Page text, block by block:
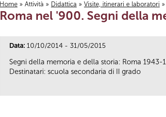
Tu sei qui
Home » Attività » Didattica » Visite, itinerari e laboratori
Roma nel '900. Segni della
Data: 10/10/2014 - 31/05/2015
Segni della memoria e della storia: Roma 1943-
Destinatari: scuola secondaria di II grado